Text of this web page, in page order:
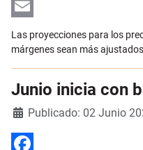
LinkedIn
Las proyecciones para los
márgenes sean más
Junio inicia con
DetallesPublicado: 02 Junio